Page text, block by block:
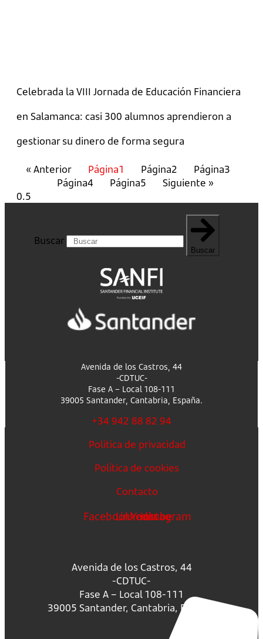
Celebrada la VIII Jornada de Educación Financiera
en Salamanca: casi 300 alumnos aprendieron a
gestionar su dinero de forma segura
« Anterior Página1 Página2 Página3
Página4 Página5 Siguiente »
Buscar
Buscar
Avenida de los Castros, 44
-CDTUC-
Fase A – Local 108-111
39005 Santander, Cantabria, España.
+34 942 88 82 94
Política de privacidad
Política de cookies
Contacto
FacebookLinkedin
Youtube
Instagram
Avenida de los Castros, 44
-CDTUC-
Fase A – Local 108-111
39005 Santander, Cantabria, España.